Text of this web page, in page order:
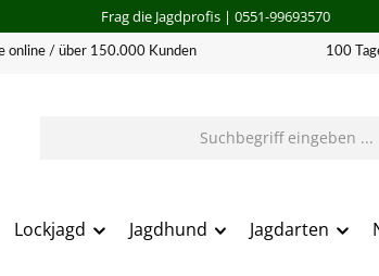
Frag die Jagdprofis| 0551-99693570
online / über 150.000 Kunden 100
Lockjagd Jagdhund Jagdarten